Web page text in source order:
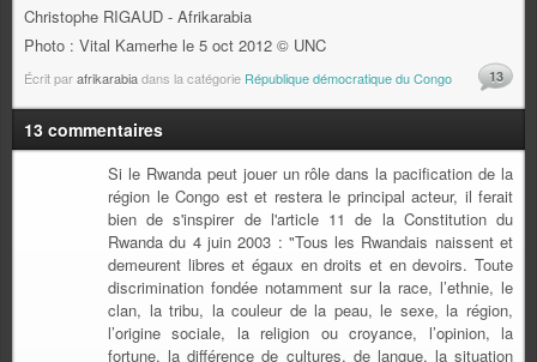
Christophe RIGAUD - Afrikarabia
Photo : Vital Kamerhe le 5 oct 2012 © UNC
Écrit parafrikarabiadans la catégorie République démocratique du Congo 13
13 commentaires
Si le Rwanda peut jouer un rôle dans la pacification de la
région le Congo est et restera le principal acteur, il ferait
bien de s'inspirer de l'article 11 de la Constitution du
Rwanda du 4 juin 2003 : "Tous les Rwandais naissent et
demeurent libres et égaux en droits et en devoirs. Toute
discrimination fondée notamment sur la race, l’ethnie, le
clan, la tribu, la couleur de la peau, le sexe, la région,
l’origine sociale, la religion ou croyance, l’opinion, la
fortune, la différence de cultures, de langue, la situation